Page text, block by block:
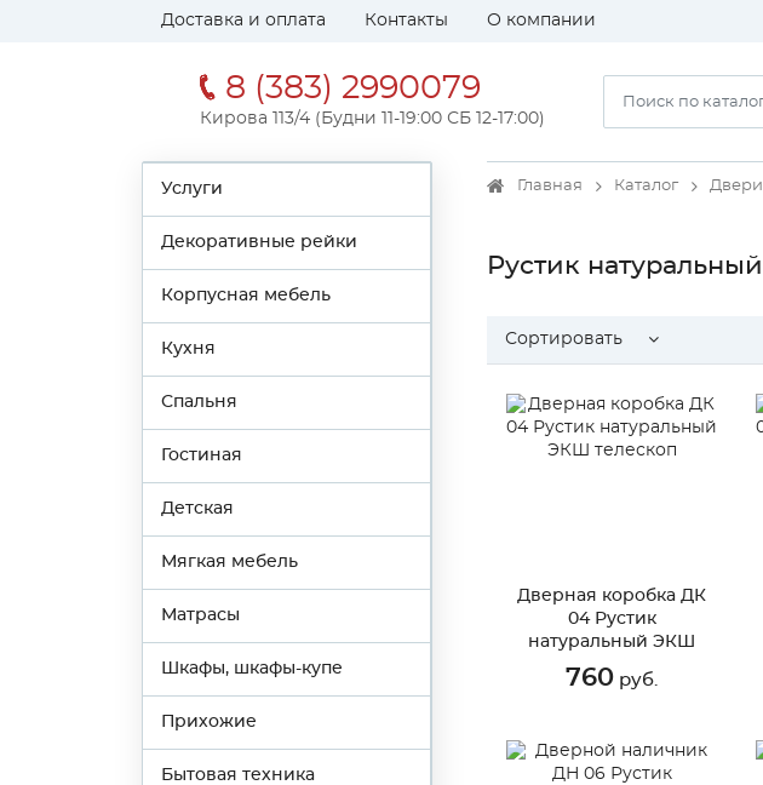
Доставка и оплата Контакты О компании
8 (383) 2990079
Кирова 113/4 (Будни 11-19:00 СБ 12-17:00)
Услуги
Декоративные рейки
Корпусная мебель
Кухня
Спальня
Гостиная
Детская
Мягкая мебель
Матрасы
Шкафы, шкафы-купе
Прихожие
Бытовая техника
Главная Каталог Двери
Рустик натуральный
Сортировать
Дверная коробка ДК
04 Рустик
натуральный ЭКШ
телескоп
760 руб.